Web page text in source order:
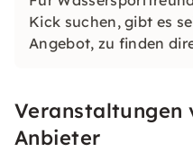
Kick suchen, gibt es
Angebot, zu finden
Adrenalinpegel
Veranstaltungen
Anbieter